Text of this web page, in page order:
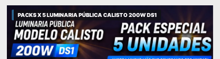
PACKS X 5 LUMINARIA PÚBLICA CALISTO 200W DS1